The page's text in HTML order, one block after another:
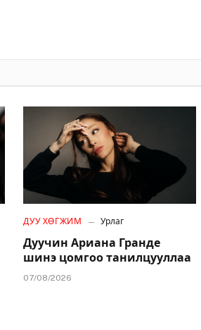
ДУУ ХӨГЖИМ Урлаг
Дуучин Ариана Гранде
шинэ цомгоо танилцууллаа
07/08/2026